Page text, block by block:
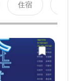
住宿